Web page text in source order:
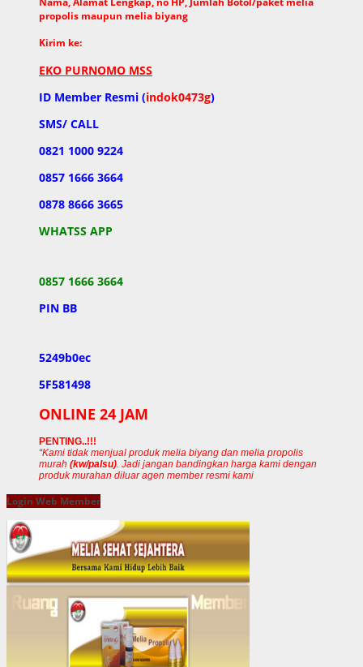
propolis maupun melia biyang
Kirim ke:
EKO PURNOMO MSS
ID Member Resmi (indok0473g)
SMS/ CALL
0821 1000 9224
0857 1666 3664
0878 8666 3665
WHATSS APP
0857 1666 3664
PIN BB
5249b0ec
5F581498
ONLINE 24 JAM
PENTING..!!!
“Kami tidak menjual produk melia biyang dan melia propolis
murah (kw/palsu) . Jadi jangan bandingkan harga kami dengan
produk murahan diluar agen member resmi kami
Login Web Member